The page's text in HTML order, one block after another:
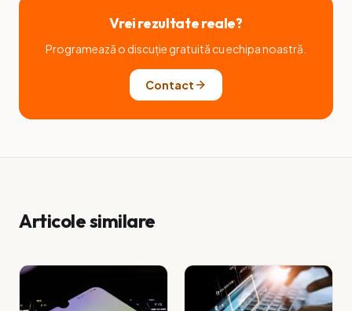
Vrei rezultate reale?
Programează o discuție gratuită cu echipa noastră.
Contact
Articole similare